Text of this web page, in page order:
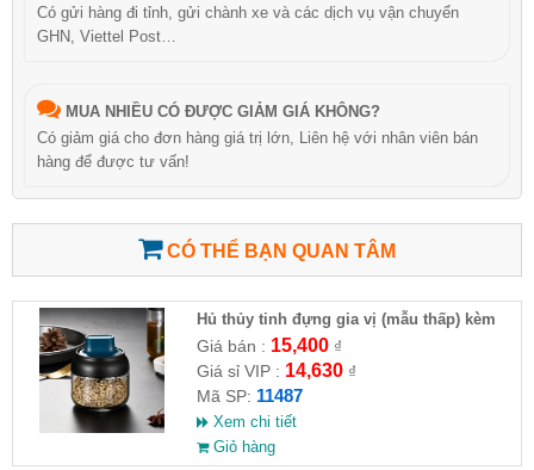
Có gửi hàng đi tỉnh, gửi chành xe và các dịch vụ vận chuyển
GHN, Viettel Post…
MUA NHIỀU CÓ ĐƯỢC GIẢM GIÁ KHÔNG?
Có giảm giá cho đơn hàng giá trị lớn, Liên hệ với nhân viên bán
hàng để được tư vấn!
CÓ THỂ BẠN QUAN TÂM
Hủ thủy tinh đựng gia vị (mẫu thấp) kèm
cây khuấy mật ong
Giá bán : 15,400₫
Giá sỉ VIP : 14,630₫
Mã SP: 11487
Xem chi tiết
Giỏ hàng